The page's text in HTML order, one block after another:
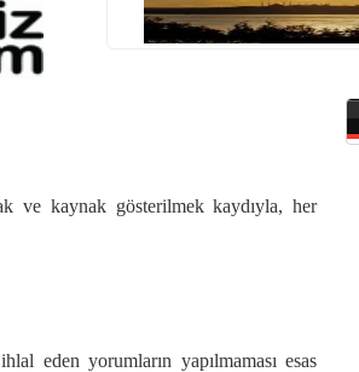
ve kaynak gösterilmek kaydıyla, her
eden yorumların yapılmaması esas